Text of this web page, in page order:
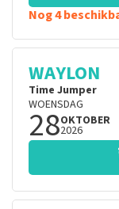
Nog 4
WAYLON
Time Jumper
WOENSDAG
28OKTOBER
2026